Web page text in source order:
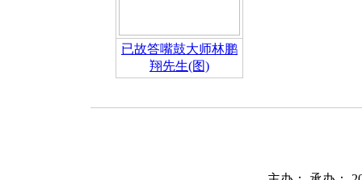
已故答嘴鼓大师林鹏
翔先生(图)